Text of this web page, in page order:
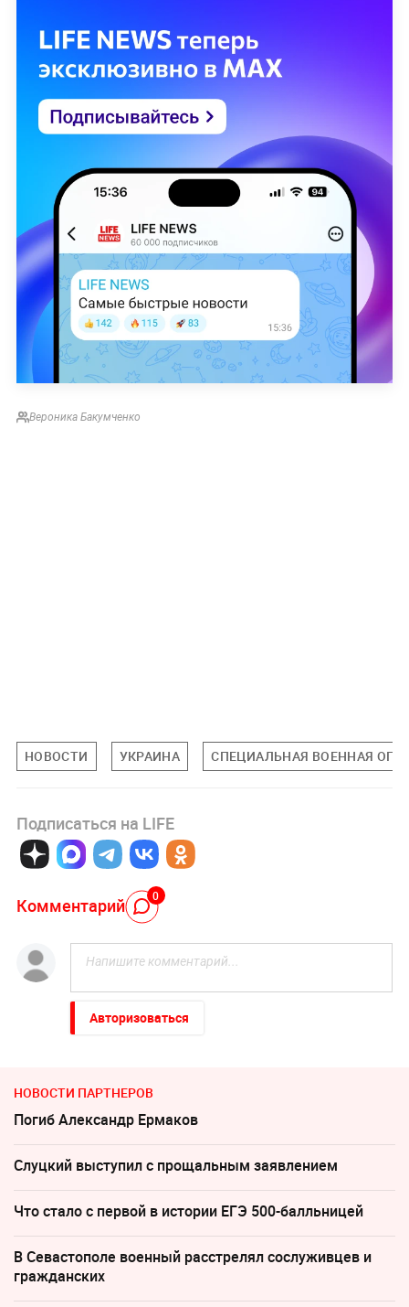
Вероника Бакумченко
НОВОСТИ УКРАИНА СПЕЦИАЛЬНАЯ ВОЕННАЯ
Подписаться на LIFE
Комментарий 0
Авторизоваться
НОВОСТИ ПАРТНЕРОВ
Погиб Александр Ермаков
Слуцкий выступил с прощальным заявлением
Что стало с первой в истории ЕГЭ 500-балльницей
В Севастополе военный расстрелял сослуживцев и
гражданских